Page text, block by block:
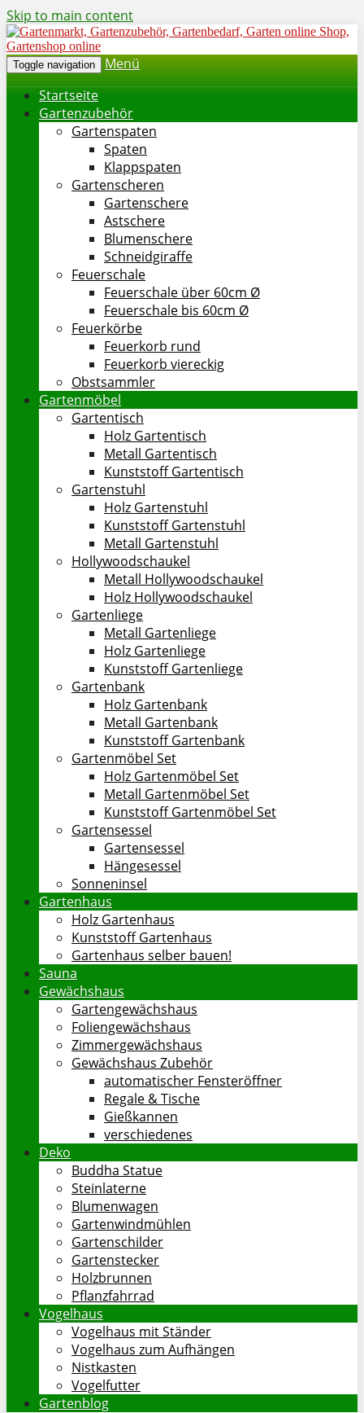
Skip to main content
Toggle navigation
Menü
Startseite
Gartenzubehör
Gartenspaten
Spaten
Klappspaten
Gartenscheren
Gartenschere
Astschere
Blumenschere
Schneidgiraffe
Feuerschale
Feuerschale über 60cm Ø
Feuerschale bis 60cm Ø
Feuerkörbe
Feuerkorb rund
Feuerkorb viereckig
Obstsammler
Gartenmöbel
Gartentisch
Holz Gartentisch
Metall Gartentisch
Kunststoff Gartentisch
Gartenstuhl
Holz Gartenstuhl
Kunststoff Gartenstuhl
Metall Gartenstuhl
Hollywoodschaukel
Metall Hollywoodschaukel
Holz Hollywoodschaukel
Gartenliege
Metall Gartenliege
Holz Gartenliege
Kunststoff Gartenliege
Gartenbank
Holz Gartenbank
Metall Gartenbank
Kunststoff Gartenbank
Gartenmöbel Set
Holz Gartenmöbel Set
Metall Gartenmöbel Set
Kunststoff Gartenmöbel Set
Gartensessel
Gartensessel
Hängesessel
Sonneninsel
Gartenhaus
Holz Gartenhaus
Kunststoff Gartenhaus
Gartenhaus selber bauen!
Sauna
Gewächshaus
Gartengewächshaus
Foliengewächshaus
Zimmergewächshaus
Gewächshaus Zubehör
automatischer Fensteröffner
Regale & Tische
Gießkannen
verschiedenes
Deko
Buddha Statue
Steinlaterne
Blumenwagen
Gartenwindmühlen
Gartenschilder
Gartenstecker
Holzbrunnen
Pflanzfahrrad
Vogelhaus
Vogelhaus mit Ständer
Vogelhaus zum Aufhängen
Nistkasten
Vogelfutter
Gartenblog